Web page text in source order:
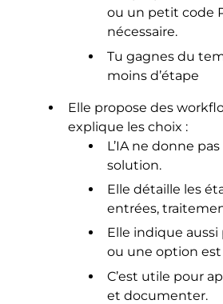
ou un petit code
nécessaire.
Tu gagnes du
moins d’étape
Elle propose des
explique les choix :
L’IA ne donne
solution.
Elle détaille les
entrées,
Elle indique
ou une option est
C’est utile pour
et documenter.